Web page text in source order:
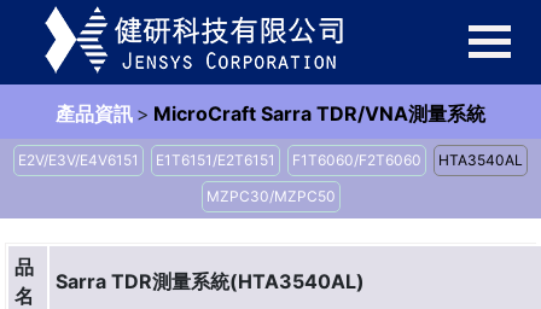
產品資訊 > MicroCraft Sarra TDR/VNA測量系統
E2V/E3V/E4V6151 E1T6151/E2T6151 F1T6060/F2T6060
HTA3540AL
MZPC30/MZPC50
品
名
Sarra TDR測量系統(HTA3540AL)